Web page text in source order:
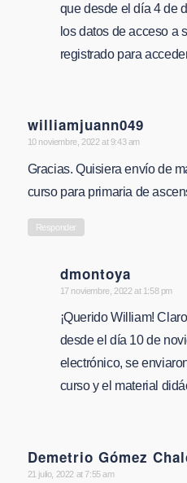
que desde el día 4 de
los datos de acceso a
registrado para
williamjuann049
says:
10 noviembre, 2022 at 9:43 am
Gracias. Quisiera envío de
curso para primaria de
Responder
dmontoya
says:
17 noviembre, 2022 at 1:58 pm
¡Querido William!
desde el día 10 de
electrónico, se
curso y el material
Demetrio Gómez
says:
21 julio, 2022 at 7:55 am